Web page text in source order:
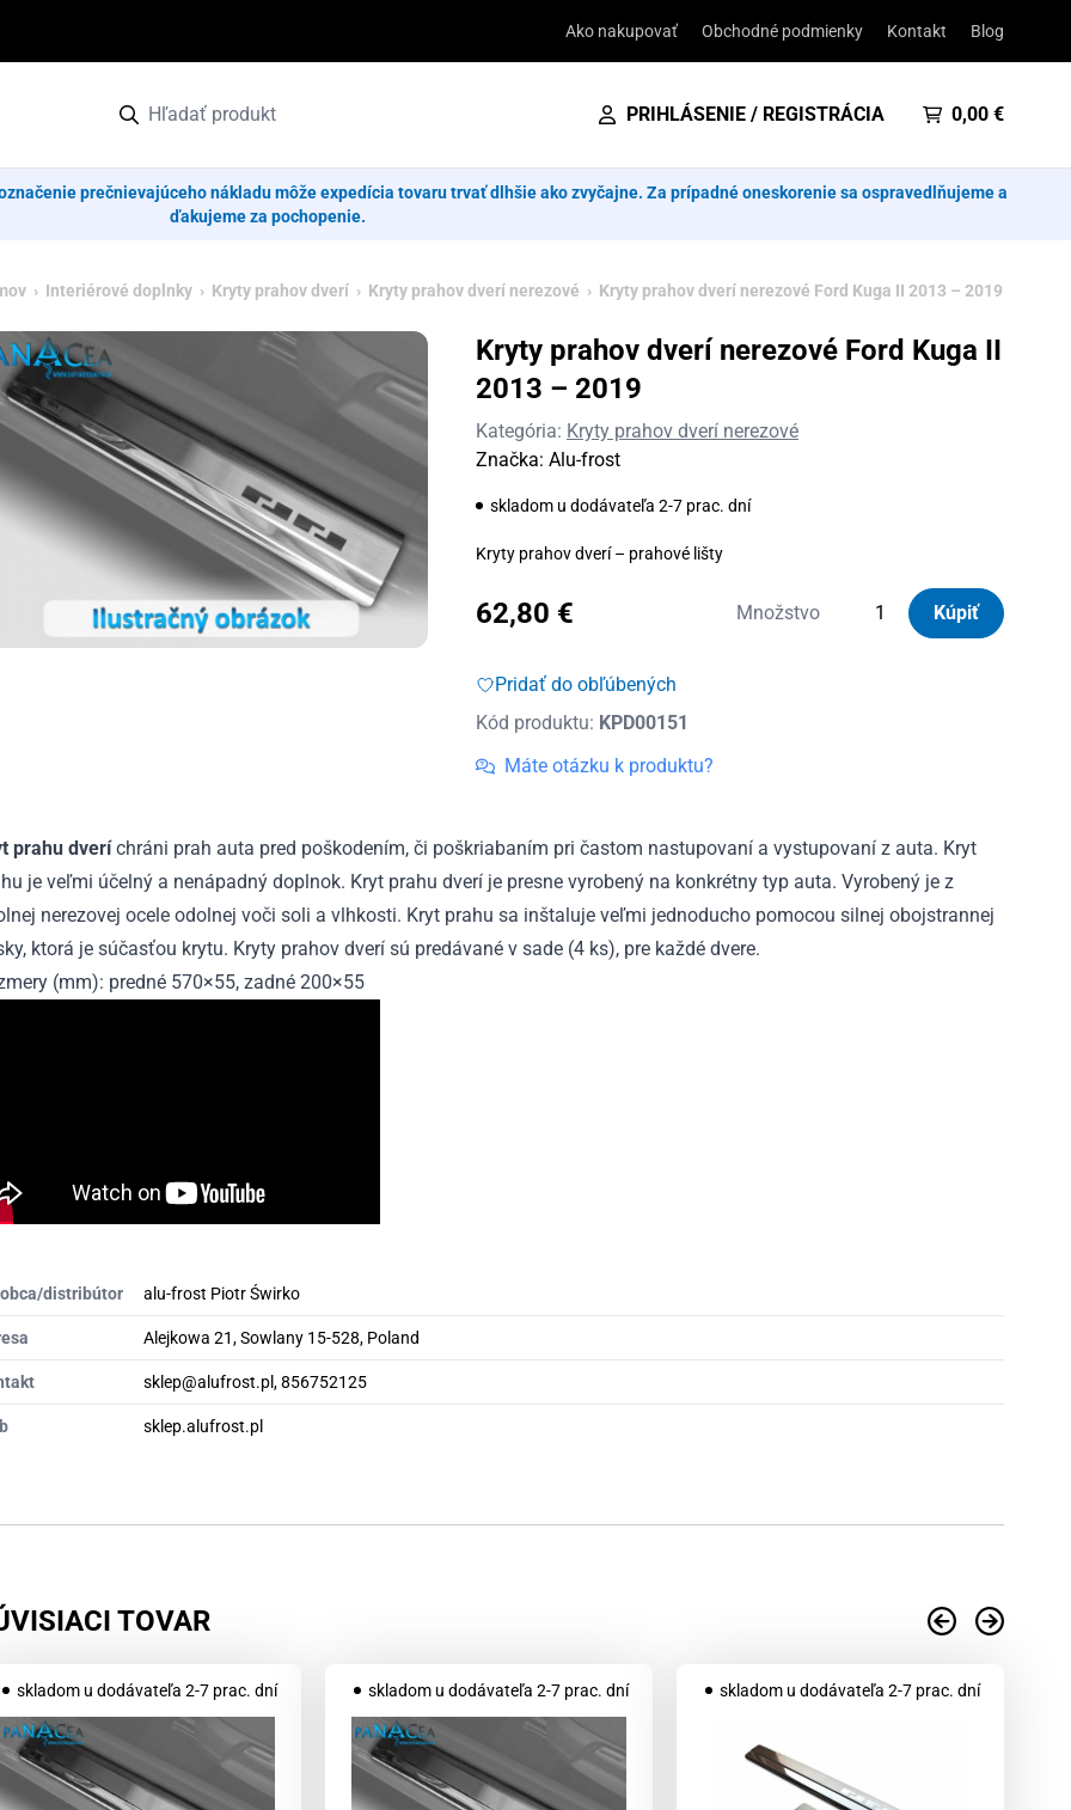
Ako nakupovať Obchodné podmienky Kontakt Blog
PRIHLÁSENIE / REGISTRÁCIA 0,00 €
prečnievajúceho nákladu môže expedícia tovaru trvať dlhšie ako zvyčajne. Za prípadné oneskorenie sa ospravedlňujeme a
ďakujeme za pochopenie.
› Interiérové doplnky › Kryty prahov dverí › Kryty prahov dverí nerezové › Kryty prahov dverí nerezové Ford Kuga II 2013 – 2019
Kryty prahov dverí nerezové Ford Kuga II
2013 – 2019
Kategória: Kryty prahov dverí nerezové
Značka: Alu-frost
skladom u dodávateľa 2-7 prac. dní
Kryty prahov dverí – prahové lišty
62,80 € Množstvo
množstvo
2013
–
2019
Kúpiť
Pridať do obľúbených
Kód produktu: KPD00151
Máte otázku k produktu?
prahu dveríchráni prah auta pred poškodením, či poškriabaním pri častom nastupovaní a vystupovaní z auta. Kryt
je veľmi účelný a nenápadný doplnok. Kryt prahu dverí je presne vyrobený na konkrétny typ auta. Vyrobený je z
nerezovej ocele odolnej voči soli a vlhkosti. Kryt prahu sa inštaluje veľmi jednoducho pomocou silnej obojstrannej
ktorá je súčasťou krytu. Kryty prahov dverí sú predávané v sade (4 ks), pre každé dvere.
(mm): predné 570×55, zadné 200×55
distribútor alu-frost Piotr Świrko
Alejkowa 21, Sowlany 15-528, Poland
sklep@alufrost.pl, 856752125
sklep.alufrost.pl
TOVAR
skladom u dodávateľa 2-7 prac. dní skladom u dodávateľa 2-7 prac. dní skladom u dodávateľa 2-7 prac. dní